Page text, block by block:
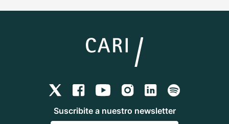
Suscribite a nuestro newsletter